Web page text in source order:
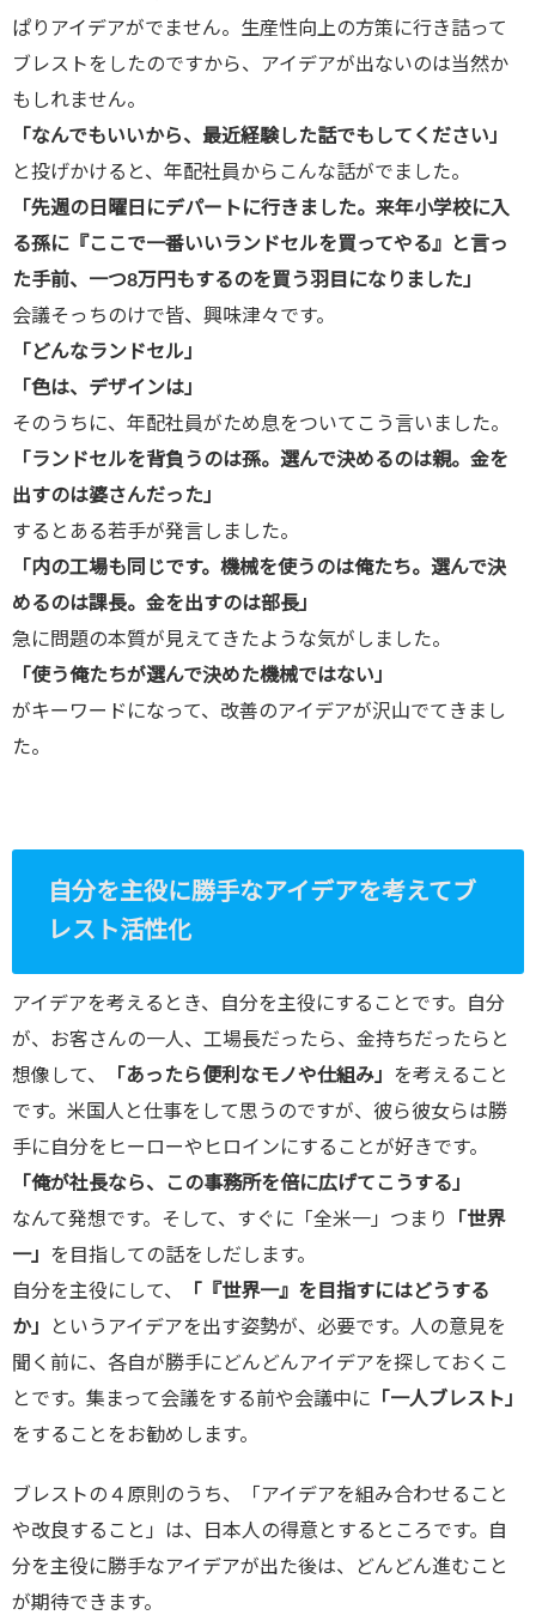
ぱりアイデアがでません。生産性向上の方策に行き詰って
ブレストをしたのですから、アイデアが出ないのは当然か
もしれません。
「なんでもいいから、最近経験した話でもしてください」
と投げかけると、年配社員からこんな話がでました。
「先週の日曜日にデパートに行きました。来年小学校に入
る孫に『ここで一番いいランドセルを買ってやる』と言っ
た手前、一つ8万円もするのを買う羽目になりました」
会議そっちのけで皆、興味津々です。
「どんなランドセル」
「色は、デザインは」
そのうちに、年配社員がため息をついてこう言いました。
「ランドセルを背負うのは孫。選んで決めるのは親。金を
出すのは婆さんだった」
するとある若手が発言しました。
「内の工場も同じです。機械を使うのは俺たち。選んで決
めるのは課長。金を出すのは部長」
急に問題の本質が見えてきたような気がしました。
「使う俺たちが選んで決めた機械ではない」
がキーワードになって、改善のアイデアが沢山でてきまし
た。
自分を主役に勝手なアイデアを考えてブ
レスト活性化
アイデアを考えるとき、自分を主役にすることです。自分
が、お客さんの一人、工場長だったら、金持ちだったらと
想像して、
「あったら便利なモノや仕組み」 を考えること
です。米国人と仕事をして思うのですが、彼ら彼女らは勝
手に自分をヒーローやヒロインにすることが好きです。
「俺が社長なら、この事務所を倍に広げてこうする」
なんて発想です。そして、すぐに「全米一」つまり
「世界
一」 を目指しての話をしだします。
自分を主役にして、
「『世界一』を目指すにはどうする
か」
というアイデアを出す姿勢が、必要です。人の意見を
聞く前に、各自が勝手にどんどんアイデアを探しておくこ
とです。集まって会議をする前や会議中に 「一人ブレスト」
をすることをお勧めします。
ブレストの４原則のうち、「アイデアを組み合わせること
や改良すること」は、日本人の得意とするところです。自
分を主役に勝手なアイデアが出た後は、どんどん進むこと
が期待できます。